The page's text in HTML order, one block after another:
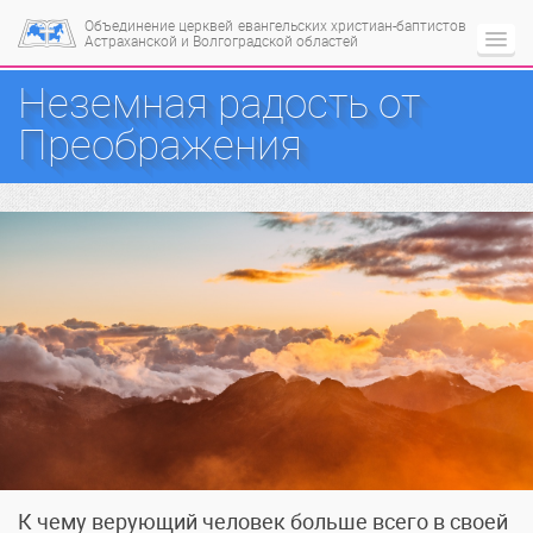
Объединение церквей евангельских христиан-баптистов
Астраханской и Волгоградской областей
Неземная радость от
Преображения
К чему верующий человек больше всего в своей